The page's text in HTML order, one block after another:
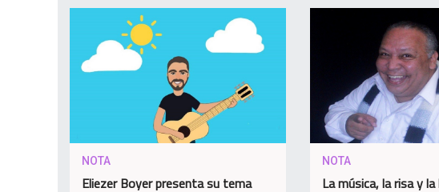
NOTA
Eliezer Boyer presenta su tema
NOTA
La música, la risa y